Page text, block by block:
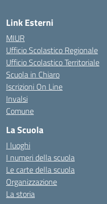
Link Esterni
MIUR
Ufficio Scolastico Regionale
Ufficio Scolastico Territoriale
Scuola in Chiaro
Iscrizioni On Line
Invalsi
Comune
La Scuola
I luoghi
I numeri della scuola
Le carte della scuola
Organizzazione
La storia